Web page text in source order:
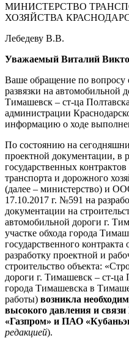
МИНИСТЕРСТВО
ХОЗЯЙСТВА
Лебедеву В.В.
Уважаемый Виталий
Ваше обращение по вопросу
развязки на автомобильной
Тимашевск – ст-ца
администрации
информацию о ходе
По состоянию на
проектной документации, в
государственных
транспорта и дорожного
(далее – министерство) и
17.10.2017 г. №591 на
документации на
автомобильной дороги г.
участке обхода города
государственного
разработку проектной и
строительство объекта:
дороги г. Тимашевск – ст-ца
города Тимашевска в
работы) возникла
высокого давления и
«Газпром» и ПАО
редакцией).